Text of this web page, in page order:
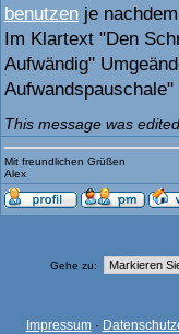
benutzen je
Im Klartext "Den
Aufwändig"
Aufwandspauschale"
This message was
Mit freundlichen Grüßen
Alex
Gehe zu:
Impressum·